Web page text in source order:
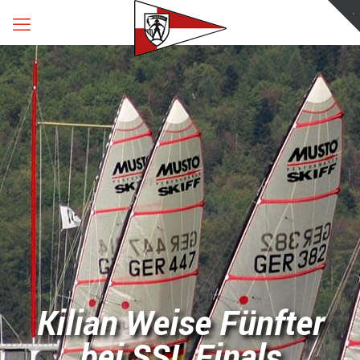
Kilian Weise Fünfter